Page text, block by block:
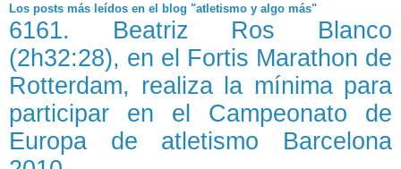
Los posts más leídos en el blog "atletismo y algo más"
6161. Beatriz Ros Blanco
(2h32:28), en el Fortis Marathon de
Rotterdam, realiza la mínima para
participar en el Campeonato de
Europa de atletismo Barcelona